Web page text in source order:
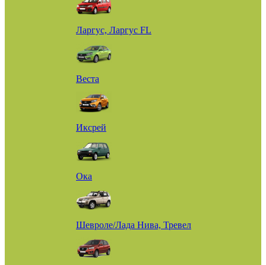
Ларгус, Ларгус FL
Веста
Иксрей
Ока
Шевроле/Лада Нива, Тревел